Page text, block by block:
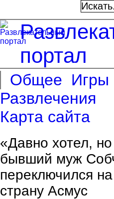
портал
Общее Игры
Развлечения
Карта сайта
«Давно хотел,
бывший муж
переключился
страну Асмус